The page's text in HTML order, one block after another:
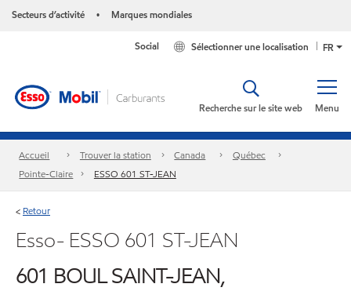
Secteurs d’activité • Marques mondiales
FR
Sélectionner une localisation
Social
Menu
Recherche sur le site web
Accueil Trouver la station Canada
Québec
Pointe-Claire
ESSO 601 ST-JEAN
< Retour
Esso- ESSO 601 ST-JEAN
601 BOUL SAINT-JEAN,